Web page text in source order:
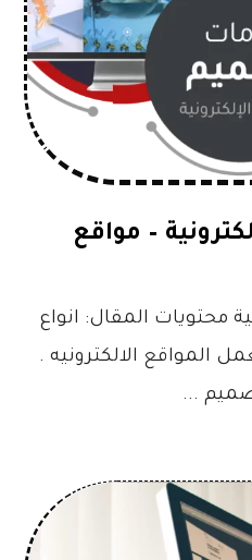
– مواقع
محتويات المقال: انواع
المواقع الالكترونيه .
...